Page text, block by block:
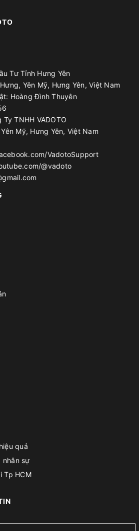
Tư Tỉnh Hưng Yên
Yên Mỹ, Hưng Yên, Việt Nam
Hoàng Đình Thuyên
TNHH VADOTO
Mỹ, Hưng Yên, Việt Nam
VadotoSupport
@vadoto
quả
nhân sự
Tp HCM
phẩm